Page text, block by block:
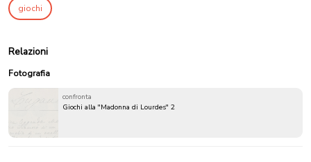
giochi
Relazioni
Fotografia
confronta
Giochi alla "Madonna di Lourdes" 2